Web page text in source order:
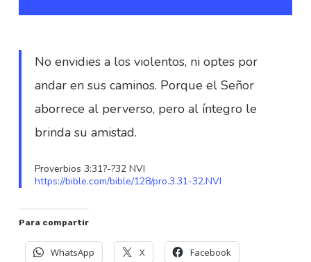
No envidies a los violentos, ni optes por
andar en sus caminos. Porque el Señor
aborrece al perverso, pero al íntegro le
brinda su amistad.
Proverbios 3:31?-?32 NVI
https://bible.com/bible/128/pro.3.31-32.NVI
Para compartir
WhatsApp X Facebook